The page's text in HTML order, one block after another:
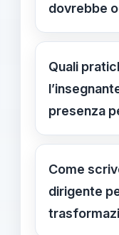
dovrebbe
fungere da
classe, non
diagnosi.
tutti gli
Quali
presenza
attività di
supporto
docenza e
Come
dirigente